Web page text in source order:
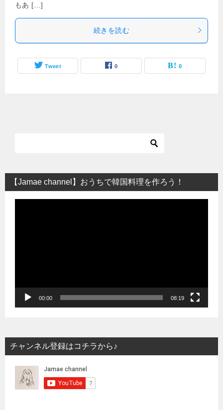
もあ […]
続きを読む
Tweet 0 0
【Jamae channel】おうちで韓国料理を作ろう！
00:00 08:19
チャンネル登録はコチラから♪